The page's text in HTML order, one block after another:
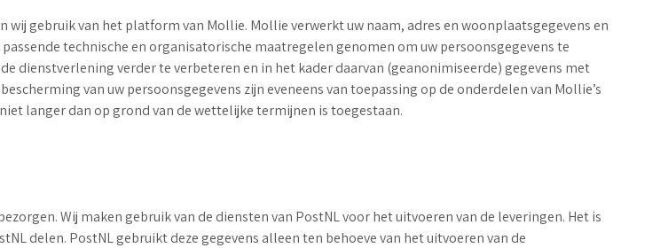
gebruik van het platform van Mollie. Mollie verwerkt uw naam, adres en woonplaatsgegevens en
technische en organisatorische maatregelen genomen om uw persoonsgegevens te
dienstverlening verder te verbeteren en in het kader daarvan (geanonimiseerde) gegevens met
van uw persoonsgegevens zijn eveneens van toepassing op de onderdelen van Mollie’s
langer dan op grond van de wettelijke termijnen is toegestaan.
Wij maken gebruik van de diensten van PostNL voor het uitvoeren van de leveringen. Het is
delen. PostNL gebruikt deze gegevens alleen ten behoeve van het uitvoeren van de